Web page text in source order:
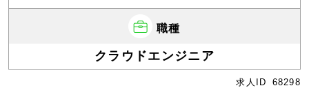
職種
クラウドエンジニア
求人ID 68298